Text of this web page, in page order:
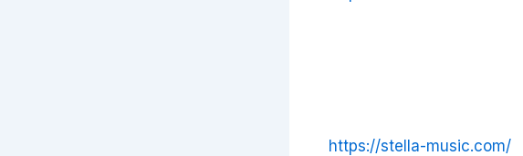
https://stella-music.com/